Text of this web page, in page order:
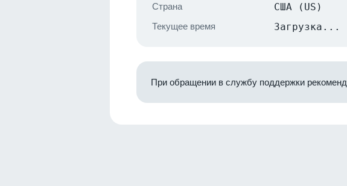
Страна США (US)
Текущее время Загрузка...
При обращении в службу поддержки